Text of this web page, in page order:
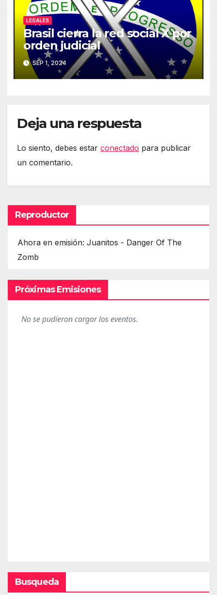
LEGALES
Brasil cierra la red social X por
orden judicial
SEP 1, 2024
Deja una respuesta
Lo siento, debes estar conectado para publicar
un comentario.
Reproductor
Ahora en emisión: Juanitos - Danger Of The
Zomb
Próximas Emisiones
Busqueda